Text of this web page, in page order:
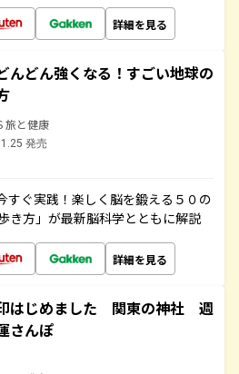
詳細を見る
んどん強くなる！すごい地球の
旅と健康
発売
すぐ実践！楽しく脳を鍛える５０の
き方」が最新脳科学とともに解説
詳細を見る
はじめました 関東の神社 週
さんぽ